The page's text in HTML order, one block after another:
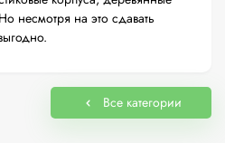
несмотря на это сдавать
Все категории